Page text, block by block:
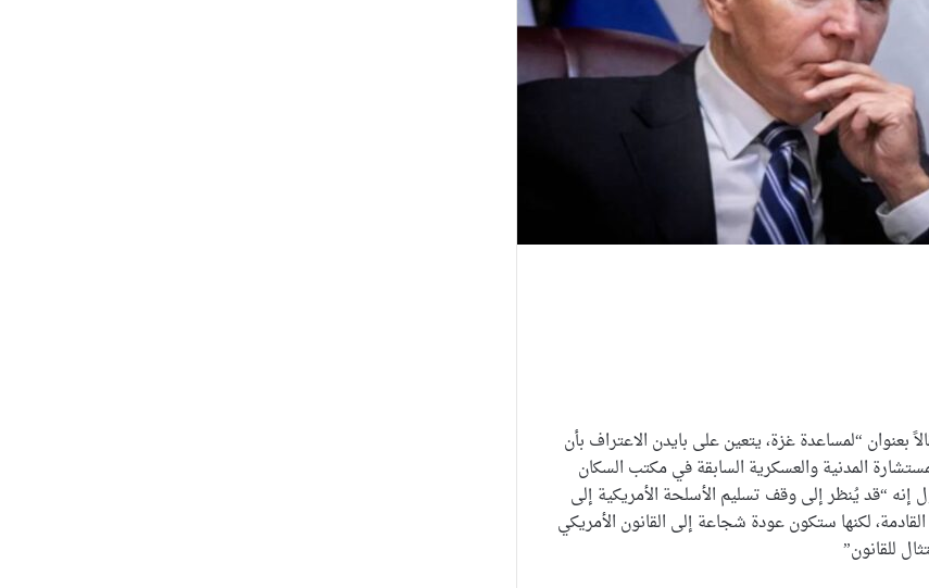
في 13 نوفمبر 2024 مقالاً بعنوان “لمساعدة غزة، يتعين على بايدن الاعتراف بأن
المدنية والعسكرية السابقة في مكتب السكان
إنه “قد يُنظر إلى وقف تسليم الأسلحة الأمريكية إلى
لكنها ستكون عودة شجاعة إلى القانون الأمريكي
للقانون”